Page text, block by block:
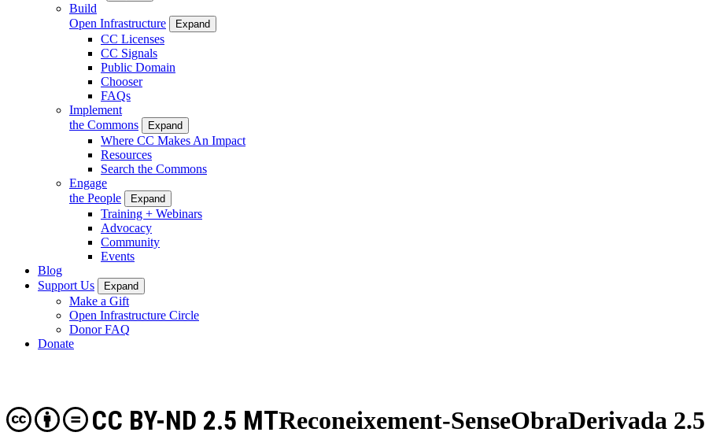
Build
Open Infrastructure
Expand
CC Licenses
CC Signals
Public Domain
Chooser
FAQs
Implement
the Commons
Expand
Where CC Makes An Impact
Resources
Search the Commons
Engage
the People
Expand
Training + Webinars
Advocacy
Community
Events
Blog
Support Us
Expand
Make a Gift
Open Infrastructure Circle
Donor FAQ
Donate
Reconeixement-SenseObraDerivada
CC BY-ND 2.5 MT